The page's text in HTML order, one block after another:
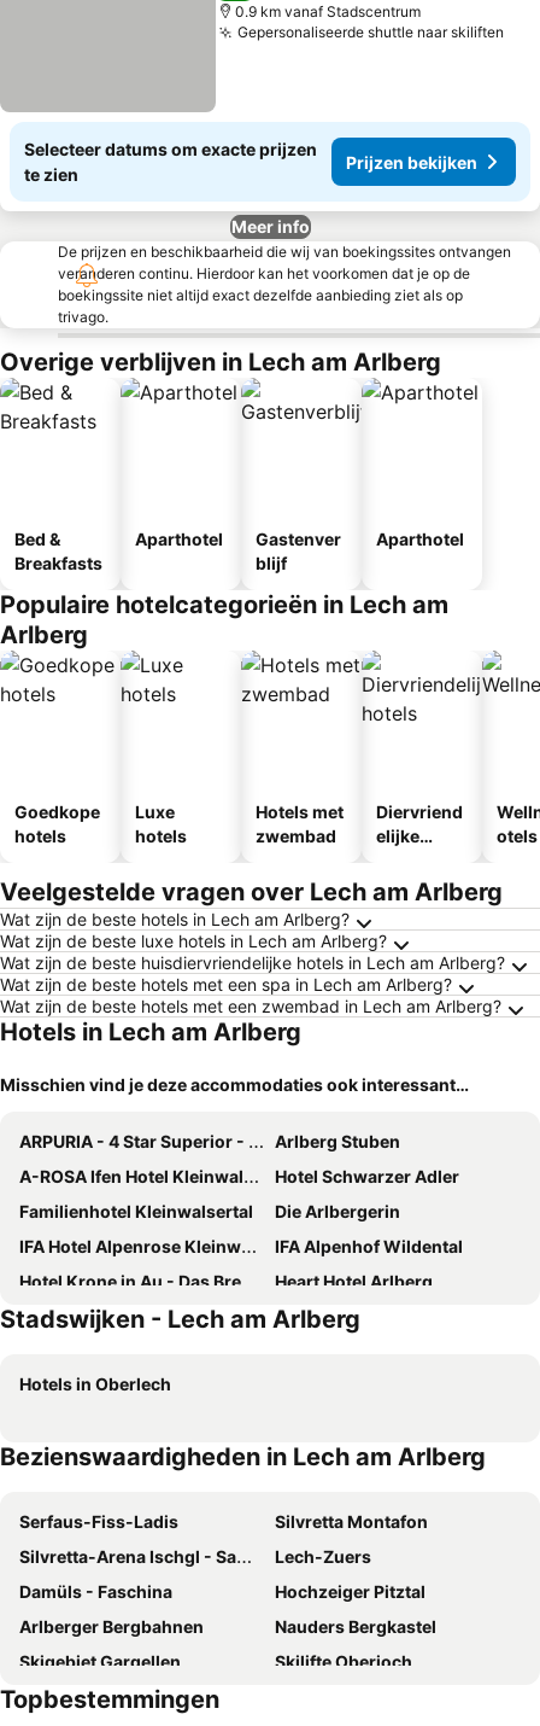
0.9 km vanaf Stadscentrum
Gepersonaliseerde shuttle naar skiliften
Selecteer datums om exacte prijzen
te zien
Prijzen bekijken
Meer info
De prijzen en beschikbaarheid die wij van boekingssites ontvangen
veranderen continu. Hierdoor kan het voorkomen dat je op de
boekingssite niet altijd exact dezelfde aanbieding ziet als op
trivago.
Overige verblijven in Lech am Arlberg
Bed &
Breakfasts
Aparthotel
Gastenver
blijf
Aparthotel
Populaire hotelcategorieën in Lech am
Arlberg
Goedkope
hotels
Luxe
hotels
Hotels met
zwembad
Diervriend
elijke
otels
Veelgestelde vragen over Lech am Arlberg
Wat zijn de beste hotels in Lech am Arlberg?
Wat zijn de beste luxe hotels in Lech am Arlberg?
Wat zijn de beste huisdiervriendelijke hotels in Lech am Arlberg?
Wat zijn de beste hotels met een spa in Lech am Arlberg?
Wat zijn de beste hotels met een zwembad in Lech am Arlberg?
Hotels in Lech am Arlberg
Misschien vind je deze accommodaties ook interessant…
ARPURIA - 4 Star Superior - Adults Only
Arlberg Stuben
A-ROSA Ifen Hotel Kleinwalsertal
Hotel Schwarzer Adler
Familienhotel Kleinwalsertal
Die Arlbergerin
IFA Hotel Alpenrose Kleinwalsertal
IFA Alpenhof Wildental
Hotel Krone in Au - Das Bregenzerwaldhotel
Heart Hotel Arlberg
Boutique Hotel Herzhof
Mondschein Hotel & Chalet
Hotel Kertess
Almhof Rupp
Banyan Hotel
Kösslerhof
Hotel Schwarzer Adler - Sport & Spa
T3 Gasthof Spullersee
Haller's Posthotel
Hotel Alte Post St. Anton
Hotel Walserberg
Hotel Karl Schranz
Alpenhotel Widderstein
Suitehotel Kleinwalsertal
Hotel Anemone
Hotel Alte Krone
Stadswijken - Lech am Arlberg
Hotels in Oberlech
Bezienswaardigheden in Lech am Arlberg
Serfaus-Fiss-Ladis
Silvretta Montafon
Silvretta-Arena Ischgl - Samnaun
Lech-Zuers
Damüls - Faschina
Hochzeiger Pitztal
Arlberger Bergbahnen
Nauders Bergkastel
Skigebiet Gargellen
Skilifte Oberjoch
Mooserwirt
Topbestemmingen